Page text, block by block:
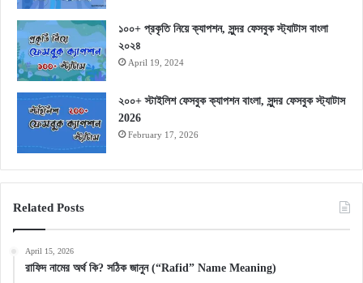
১০০+ প্রকৃতি নিয়ে ক্যাপশন, সুন্দর ফেসবুক স্ট্যাটাস বাংলা
২০২৪
April 19, 2024
২০০+ স্টাইলিশ ফেসবুক ক্যাপশন বাংলা, সুন্দর ফেসবুক স্ট্যাটাস
2026
February 17, 2026
Related Posts
April 15, 2026
রাফিদ নামের অর্থ কি? সঠিক জানুন (“Rafid” Name Meaning)